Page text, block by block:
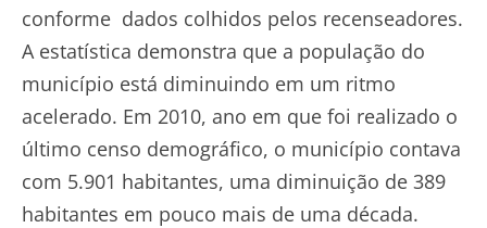
conforme dados colhidos pelos recenseadores.
A estatística demonstra que a população do
município está diminuindo em um ritmo
acelerado. Em 2010, ano em que foi realizado o
último censo demográfico, o município contava
com 5.901 habitantes, uma diminuição de 389
habitantes em pouco mais de uma década.